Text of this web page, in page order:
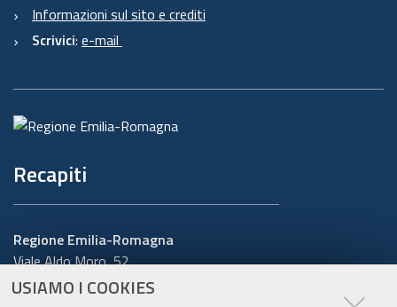
USIAMO I COOKIES
Informazioni sul sito e crediti
Scrivici: e-mail
Recapiti
Regione Emilia-Romagna
Viale Aldo Moro, 52
40127 Bologna